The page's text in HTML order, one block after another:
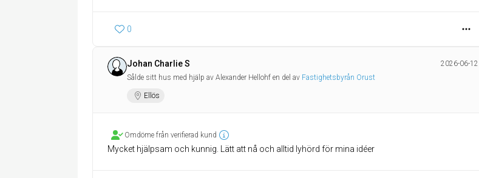
0
Johan Charlie S
2026-06-12
Sålde sitt hus med hjälp av Alexander Hellohf en del av Fastighetsbyrån Orust
Ellös
Omdöme från verifierad kund
Mycket hjälpsam och kunnig. Lätt att nå och alltid lyhörd för mina idéer